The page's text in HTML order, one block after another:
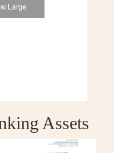
Large
Assets